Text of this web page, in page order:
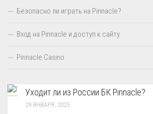
Безопасно ли играть на Pinnacle?
Вход на Pinnacle и доступ к сайту
Pinnacle Casino
Уходит ли из России БК Pinnacle?
29 ЯНВАРЯ, 2025